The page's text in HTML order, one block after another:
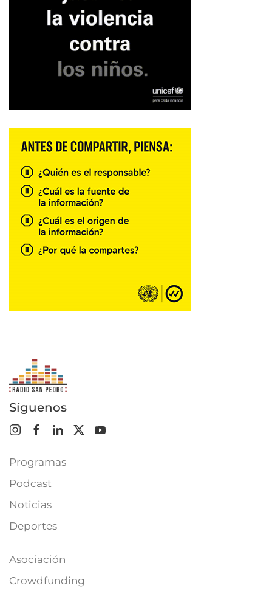
Síguenos
Programas
Podcast
Noticias
Deportes
Asociación
Crowdfunding